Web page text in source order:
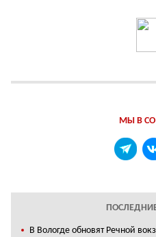
МЫ В
В Вологде обновят Речной